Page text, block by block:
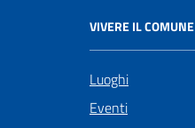
VIVERE IL COMUNE
Luoghi
Eventi